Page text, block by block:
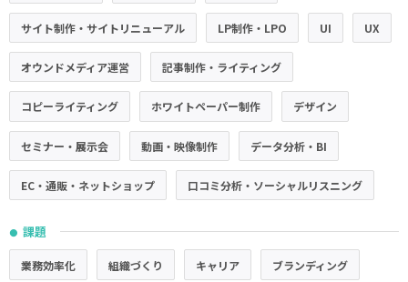
サイト制作・サイトリニューアル LP制作・LPO UI UX
オウンドメディア運営 記事制作・ライティング
コピーライティング ホワイトペーパー制作 デザイン
セミナー・展示会 動画・映像制作 データ分析・BI
EC・通販・ネットショップ 口コミ分析・ソーシャルリスニング
● 課題
業務効率化 組織づくり キャリア ブランディング